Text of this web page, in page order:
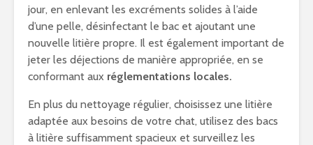
jour, en enlevant les excréments solides à l’aide
d’une pelle, désinfectant le bac et ajoutant une
nouvelle litière propre. Il est également important de
jeter les déjections de manière appropriée, en se
conformant aux réglementations locales.
En plus du nettoyage régulier, choisissez une litière
adaptée aux besoins de votre chat, utilisez des bacs
à litière suffisamment spacieux et surveillez les